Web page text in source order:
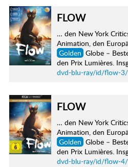
FLOW
… den New York
Animation, den
Golden Globe –
den Prix Lumières.
dvd-blu-ray/id/flow-3/
FLOW
… den New York
Animation, den
Golden Globe –
den Prix Lumières.
dvd-blu-ray/id/flow-4/